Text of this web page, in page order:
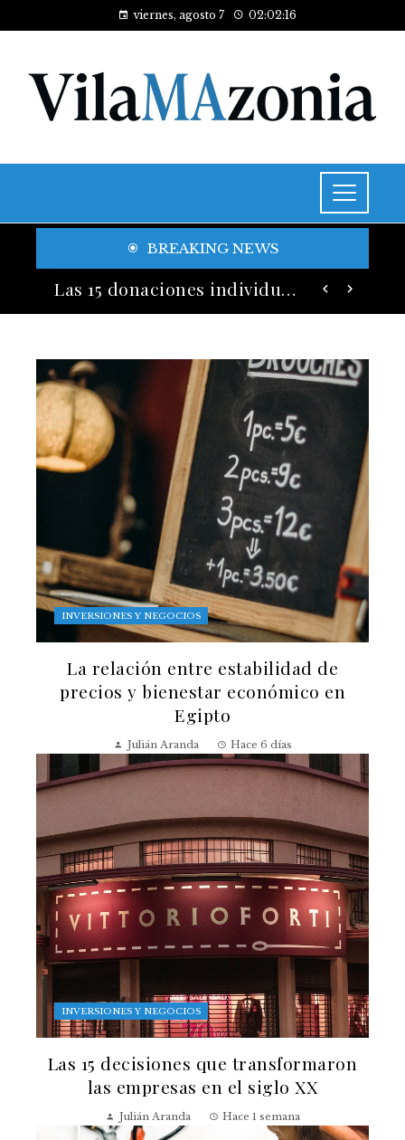
viernes, agosto 7 02:02:18
BREAKING NEWS
Las 15 donaciones individuales más grandes y su legado en educación y salud
INVERSIONES Y NEGOCIOS
La relación entre estabilidad de
precios y bienestar económico en
Egipto
Julián Aranda Hace 6 días
INVERSIONES Y NEGOCIOS
Las 15 decisiones que transformaron
las empresas en el siglo XX
Julián Aranda Hace 1 semana